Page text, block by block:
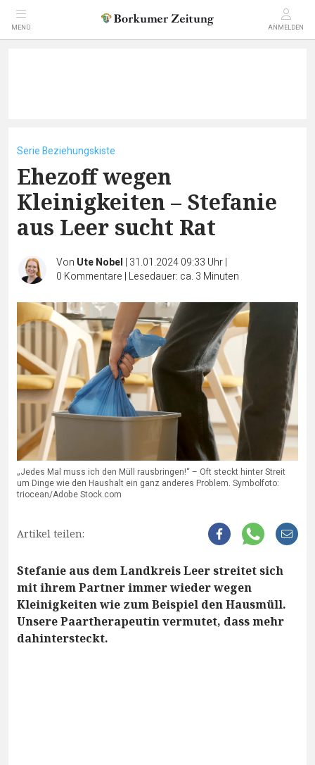
MENÜ ANMELDEN
Serie Beziehungskiste
Ehezoff wegen
Kleinigkeiten – Stefanie
aus Leer sucht Rat
Von Ute Nobel | 31.01.2024 09:33 Uhr|
0 Kommentare | Lesedauer: ca. 3 Minuten
„Jedes Mal muss ich den Müll rausbringen!“ – Oft steckt hinter Streit
um Dinge wie den Haushalt ein ganz anderes Problem. Symbolfoto:
triocean/Adobe Stock.com
Artikel teilen:
Stefanie aus dem Landkreis Leer streitet sich
mit ihrem Partner immer wieder wegen
Kleinigkeiten wie zum Beispiel den Hausmüll.
Unsere Paartherapeutin vermutet, dass mehr
dahintersteckt.